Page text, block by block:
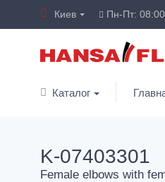
Киев Пн-Пт:
Каталог
K-07403301
Female elbows with